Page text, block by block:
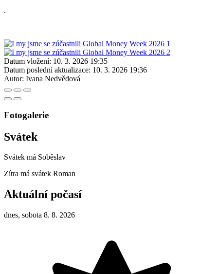
.
Datum vložení: 10. 3. 2026 19:35
Datum poslední aktualizace: 10. 3. 2026 19:36
Autor: Ivana Nedvědová
Fotogalerie
Svátek
Svátek má Soběslav
Zítra má svátek Roman
Aktuální počasí
dnes, sobota 8. 8. 2026